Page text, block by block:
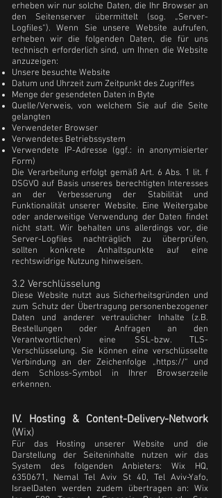
erheben wir nur solche Daten, die Ihr Browser an
den Seitenserver übermittelt (sog. „Server-
Logfiles“). Wenn Sie unsere Website aufrufen,
erheben wir die folgenden Daten, die für uns
technisch erforderlich sind, um Ihnen die Website
anzuzeigen:
Unsere besuchte Website
Datum und Uhrzeit zum Zeitpunkt des Zugriffes
Menge der gesendeten Daten in Byte
Quelle/Verweis, von welchem Sie auf die Seite
gelangten
Verwendeter Browser
Verwendetes Betriebssystem
Verwendete IP-Adresse (ggf.: in anonymisierter
Form)
Die Verarbeitung erfolgt gemäß Art. 6 Abs. 1 lit. f
DSGVO auf Basis unseres berechtigten Interesses
an der Verbesserung der Stabilität und
Funktionalität unserer Website. Eine Weitergabe
oder anderweitige Verwendung der Daten findet
nicht statt. Wir behalten uns allerdings vor, die
Server-Logfiles nachträglich zu überprüfen,
sollten konkrete Anhaltspunkte auf eine
rechtswidrige Nutzung hinweisen.
3.2 Verschlüsselung
Diese Website nutzt aus Sicherheitsgründen und
zum Schutz der Übertragung personenbezogener
Daten und anderer vertraulicher Inhalte (z.B.
Bestellungen oder Anfragen an den
Verantwortlichen) eine SSL-bzw. TLS-
Verschlüsselung. Sie können eine verschlüsselte
Verbindung an der Zeichenfolge „https://“ und
dem Schloss-Symbol in Ihrer Browserzeile
erkennen.
IV. Hosting & Content-Delivery-Network
(Wix)
Für das Hosting unserer Website und die
Darstellung der Seiteninhalte nutzen wir das
System des folgenden Anbieters: Wix HQ,
6350671 , Nemal Tel Aviv St 40, Tel Aviv-Yafo,
IsraelDaten werden zudem übertragen an: Wix